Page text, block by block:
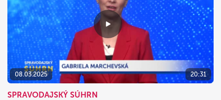
08.03.2025 20:31
SPRAVODAJSKÝ SÚHRN